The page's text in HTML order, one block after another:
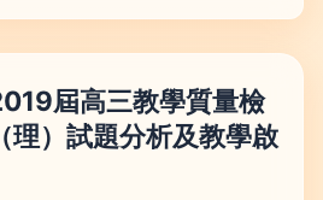
屆高三教學質量檢
理）試題分析及教學啟